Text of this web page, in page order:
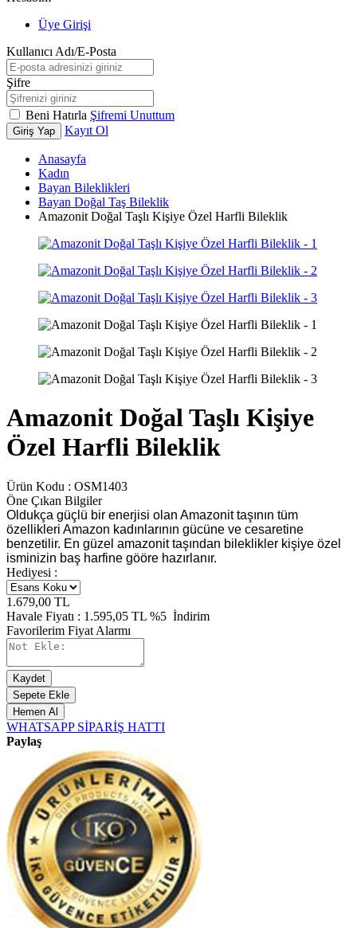
Üye Girişi
Kullanıcı Adı/E-Posta
Şifre
Beni Hatırla Şifremi Unuttum
Giriş Yap Kayıt Ol
Anasayfa
Kadın
Bayan Bileklikleri
Bayan Doğal Taş Bileklik
Amazonit Doğal Taşlı Kişiye Özel Harfli Bileklik
Amazonit Doğal Taşlı Kişiye
Özel Harfli Bileklik
Ürün Kodu : OSM1403
Öne Çıkan Bilgiler
Oldukça güçlü bir enerjisi olan Amazonit taşının tüm
özellikleri Amazon kadınlarının gücüne ve cesaretine
benzetilir. En güzel amazonit taşından bileklikler kişiye özel
isminizin baş harfine gööre hazırlanır.
Hediyesi :
1.679,00 TL
Havale Fiyatı : 1.595,05 TL %5 İndirim
Favorilerim Fiyat Alarmı
Kaydet
Sepete Ekle
Hemen Al
WHATSAPP SİPARİŞ HATTI
Paylaş